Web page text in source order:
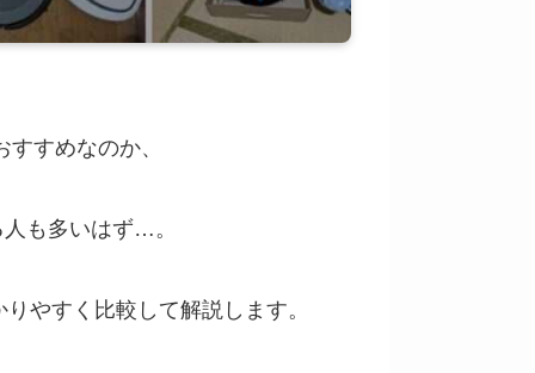
すめなのか、
も多いはず…。
やすく比較して解説します。